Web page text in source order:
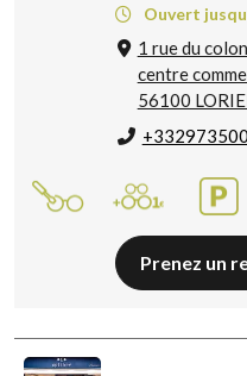
Ouvert
1 rue du
centre
56100
Prenez un